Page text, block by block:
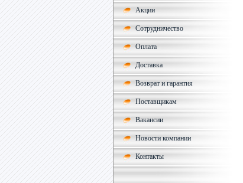
Акции
Сотрудничество
Оплата
Доставка
Возврат и гарантия
Поставщикам
Вакансии
Новости компании
Контакты